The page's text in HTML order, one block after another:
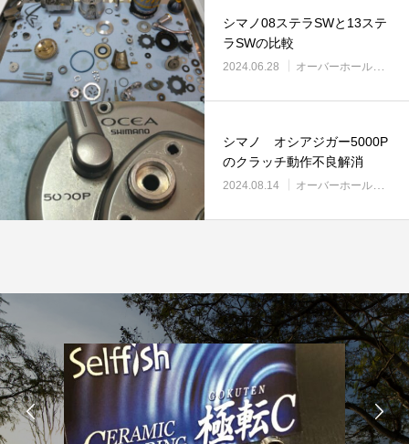
シマノ08ステラSWと13ステ
ラSWの比較
2024.06.28 オーバーホール実例
シマノ オシアジガー5000P
のクラッチ動作不良解消
2024.08.14 オーバーホール実例